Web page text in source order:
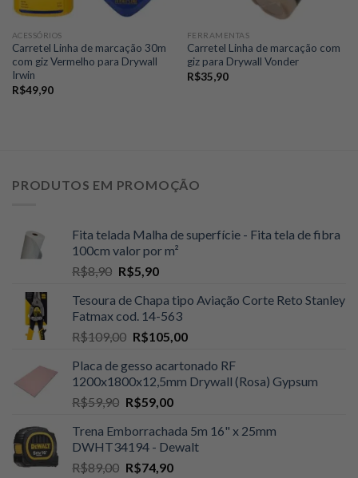
ACESSÓRIOS
Carretel Linha de marcação 30m
com giz Vermelho para Drywall
Irwin
R$49,90
FERRAMENTAS
Carretel Linha de marcação com
giz para Drywall Vonder
R$35,90
PRODUTOS EM PROMOÇÃO
Fita telada Malha de superfície - Fita tela de fibra
100cm valor por m²
R$8,90 O
original
era:
R$8,90.
R$5,90O
atual
é:
R$5,90.
Tesoura de Chapa tipo Aviação Corte Reto Stanley
Fatmax cod. 14-563
R$109,00 O
original
era:
R$109,00.
R$105,00O
atual
é:
Placa de gesso acartonado RF
1200x1800x12,5mm Drywall (Rosa) Gypsum
R$59,90 O
original
era:
R$59,90.
R$59,00O
atual
é:
R$59,00.
Trena Emborrachada 5m 16" x 25mm
DWHT34194 - Dewalt
R$89,00 O
R$74,90O